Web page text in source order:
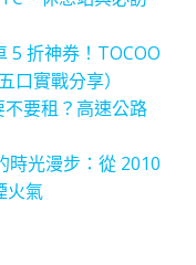
5 折神券！TOCOO
口實戰分享）
不要租？高速公路
時光漫步：從 2010
火氣